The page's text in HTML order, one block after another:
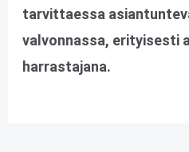
tarvittaessa
valvonnassa, erityisesti
harrastajana.